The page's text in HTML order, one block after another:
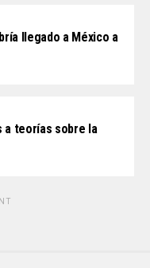
llegado a México a
a teorías sobre la